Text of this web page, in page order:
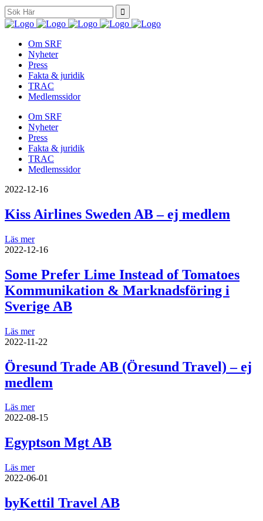
Search
for:
Om SRF
Nyheter
Press
Fakta & juridik
TRAC
Medlemssidor
Om SRF
Nyheter
Press
Fakta & juridik
TRAC
Medlemssidor
2022-12-16
Kiss Airlines Sweden AB – ej medlem
Läs mer
2022-12-16
Some Prefer Lime Instead of Tomatoes
Kommunikation & Marknadsföring i
Sverige AB
Läs mer
2022-11-22
Öresund Trade AB (Öresund Travel) – ej
medlem
Läs mer
2022-08-15
Egyptson Mgt AB
Läs mer
2022-06-01
byKettil Travel AB